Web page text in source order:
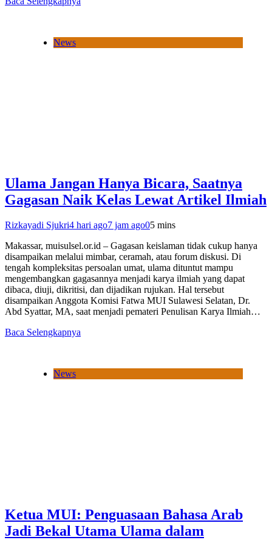
News
Ulama Jangan Hanya Bicara, Saatnya
Gagasan Naik Kelas Lewat Artikel Ilmiah
Rizkayadi Sjukri4 hari ago7 jam ago05 mins
Makassar, muisulsel.or.id – Gagasan keislaman tidak cukup hanya
disampaikan melalui mimbar, ceramah, atau forum diskusi. Di
tengah kompleksitas persoalan umat, ulama dituntut mampu
mengembangkan gagasannya menjadi karya ilmiah yang dapat
dibaca, diuji, dikritisi, dan dijadikan rujukan. Hal tersebut
disampaikan Anggota Komisi Fatwa MUI Sulawesi Selatan, Dr.
Abd Syattar, MA, saat menjadi pemateri Penulisan Karya Ilmiah…
Baca Selengkapnya
News
Ketua MUI: Penguasaan Bahasa Arab
Jadi Bekal Utama Ulama dalam